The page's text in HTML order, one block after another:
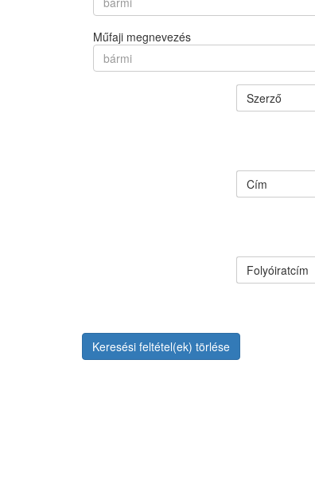
Műfaji megnevezés
bármi
Szerző
Cím
Folyóiratcím
Keresési feltétel(ek) törlése